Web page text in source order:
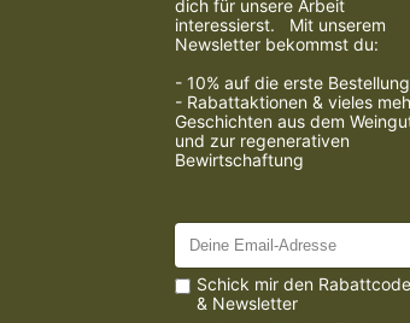
Chardonnay Kalkstein